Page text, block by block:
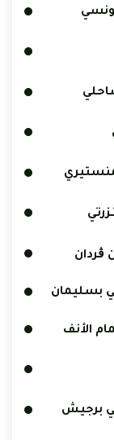
ڨردان
بسليمان
الأنف
برجيش